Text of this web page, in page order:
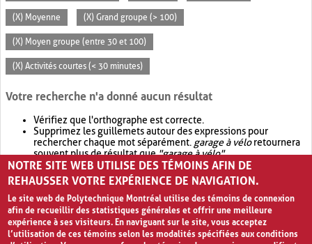
(X) Moyenne (X) Grand groupe (> 100)
(X) Moyen groupe (entre 30 et 100)
(X) Activités courtes (< 30 minutes)
Votre recherche n'a donné aucun résultat
Vérifiez que l'orthographe est correcte.
Supprimez les guillemets autour des expressions pour
rechercher chaque mot séparément. garage à véloretournera
souvent plus de résultat que"garage à vélo".
Envisagez d'élargir votre recherche avec OR.garage OR vélo
retournera souvent plus de résultat quegarage à vélo
NOTRE SITE WEB UTILISE DES TÉMOINS AFIN DE
REHAUSSER VOTRE EXPÉRIENCE DE NAVIGATION.
Le site web de Polytechnique Montréal utilise des témoins de connexion
afin de recueillir des statistiques générales et offrir une meilleure
expérience à ses visiteurs. En naviguant sur le site, vous acceptez
l’utilisation de ces témoins selon les modalités spécifiées aux conditions